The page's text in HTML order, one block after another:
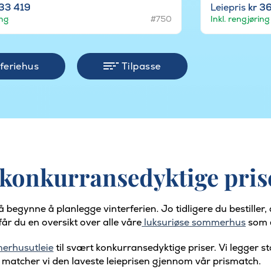
419
#750
Leiepris kr
Inkl. rengjøring
Tilpasse
å planlegge vinterferien. Jo tidligere du
du en oversikt over alle våre luksuriøse sommerhussom
til svært konkurransedyktige priser. Vi legger
vi den laveste leieprisen gjennom vår prismatch.